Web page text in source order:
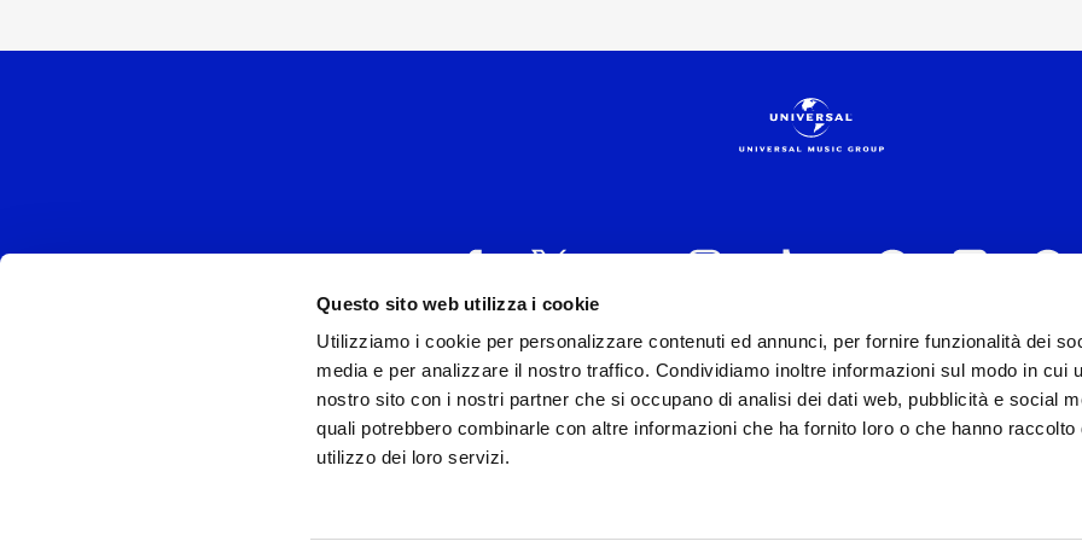
Questo sito web utilizza i cookie
Utilizziamo i cookie per personalizzare contenuti ed annunci, per fornire funzionalità dei
media e per analizzare il nostro traffico. Condividiamo inoltre informazioni sul modo in cui
nostro sito con i nostri partner che si occupano di analisi dei dati web, pubblicità e social
quali potrebbero combinarle con altre informazioni che ha fornito loro o che hanno raccolto
utilizzo dei loro servizi.
UNIVERSAL MUSIC ITALIA s.r.l. (Società con unico socio) | Via Nervesa,
P.IVA IT03802730154 Iscritta al REA di Milano con il numero 966135 in
Capitale sociale Euro 2.000.000 interamente versato.
Universal Music Italia, nel rispetto delle best practices in tema di corporate compliance ed al fine di
si è dotata di un modello di gestione e organizzazione ex d.lgs. 231/2001 e